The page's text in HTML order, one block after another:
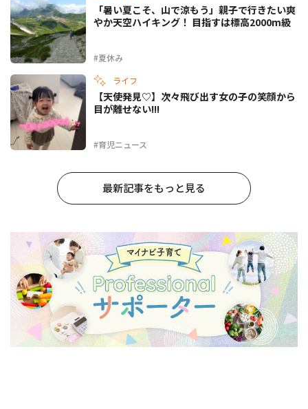
#夏休み
「暑い夏こそ、山で涼もう」親子で行きたい爽
やか天空ハイキング！ 目指すは標高2000m級
ライフ
#育児ニュース
【天使発見♡】次々飛び出す女の子の笑顔から
目が離せない!!!
最新記事をもっと見る